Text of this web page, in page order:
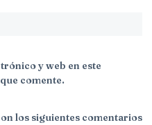
y web en este
comente.
los siguientes comentarios